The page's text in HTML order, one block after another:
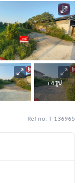
+4 รูป
Ref no. T-136965